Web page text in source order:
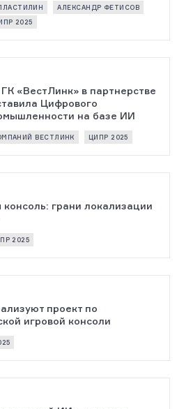
АЛЕКСАНДР ФЕТИСОВ
2025
«ВестЛинк» в партнерстве
Цифрового
на базе ИИ
ВЕСТЛИНК ЦИПР 2025
консоль: грани локализации
2025
проект по
игровой консоли